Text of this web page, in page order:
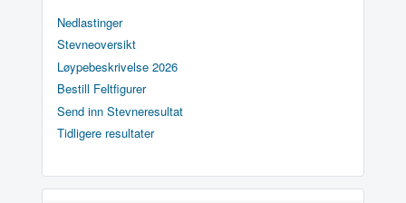
Nedlastinger
Stevneoversikt
Løypebeskrivelse 2026
Bestill Feltfigurer
Send inn Stevneresultat
Tidligere resultater